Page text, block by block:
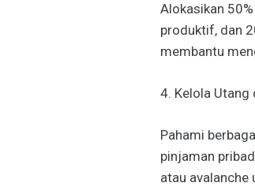
Alokasikan
produktif, dan
membantu
4. Kelola Utang
Pahami
pinjaman
atau avalanche